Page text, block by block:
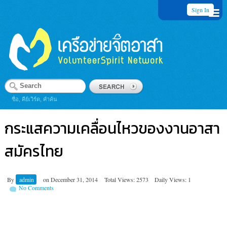
Sign In
ชื่อ, คีย์เวิร์ด, คำค้น
กระแสความเคลื่อนไหวของงานอาสา
สมัครไทย
By admin on December 31, 2014 Total Views: 2573
Daily Views: 1
No Comments